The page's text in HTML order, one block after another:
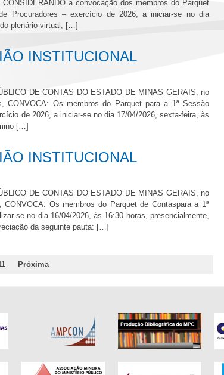
a convocação dos membros do Parquet
Procuradores – exercício de 2026, a iniciar-se no dia
plenário virtual, […]
INSTITUCIONAL
DE CONTAS DO ESTADO DE MINAS GERAIS, no
CONVOCA: Os membros do Parquet para a 1ª Sessão
de 2026, a iniciar-se no dia 17/04/2026, sexta-feira, às
[…]
INSTITUCIONAL
DE CONTAS DO ESTADO DE MINAS GERAIS, no
Os membros do Parquet de Contaspara a 1ª
se no dia 16/04/2026, às 16:30 horas, presencialmente,
da seguinte pauta: […]
Próxima